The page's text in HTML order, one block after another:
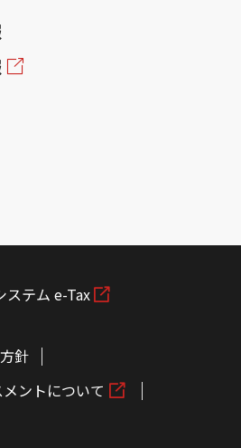
ステム e-Tax
針
ントについて